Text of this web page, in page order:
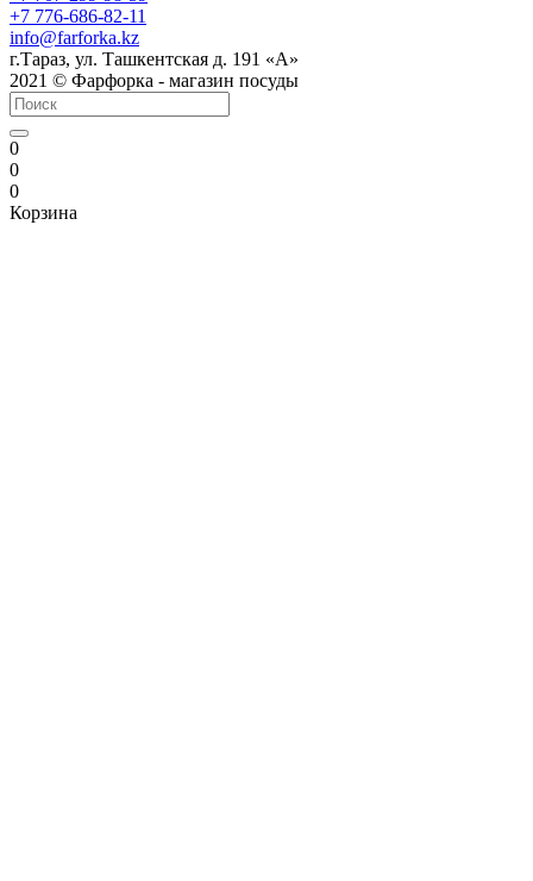
+7 776-686-82-11
info@farforka.kz
г.Тараз, ул. Ташкентская д. 191 «А»
2021 © Фарфорка - магазин посуды
0
0
0
Корзина